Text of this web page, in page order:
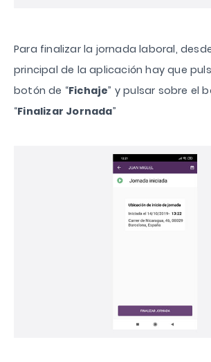
Para finalizar la jornada laboral,
principal de la aplicación hay que
botón de “Fichaje” y pulsar sobre el
“Finalizar Jornada”